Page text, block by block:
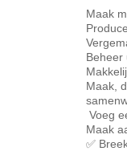
Maak
Beheer
Maak,
Voeg
Maak
✅